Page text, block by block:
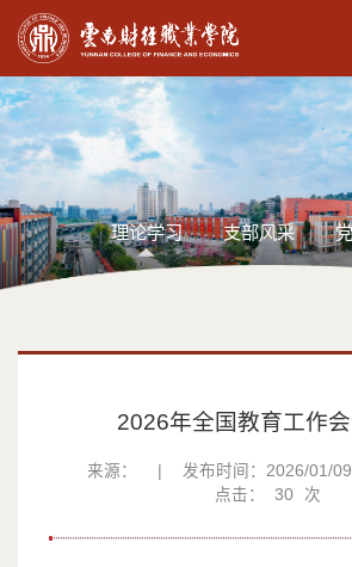
理论学习 支部风采
2026年全国教育工作
来源： 发布时间：2026/01/
点击：
30 次